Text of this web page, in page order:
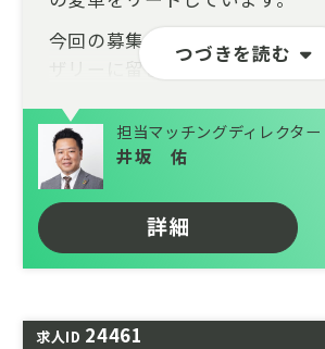
つづきを読む
今回の募集ポジションでは、単
ザリーに留まらず、企業のサス
IFRS導入支援を含む大規模プロ
めていただきます。
これまでの経験を活かしながら
め、自身の市場価値を向上さ
い意欲をお持ちの方にご応募い
担当マッチングディレクター
井坂 佑
詳細
求人ID 24461